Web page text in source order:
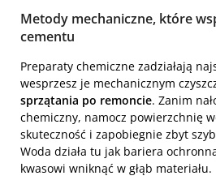
Metody mechaniczne, które
cementu
Preparaty chemiczne zadziałają
wesprzesz je mechanicznym
sprzątania po remoncie. Zanim
chemiczny, namocz powierzchnię
skuteczność i zapobiegnie zbyt
Woda działa tu jak bariera
kwasowi wniknąć w głąb materiału.